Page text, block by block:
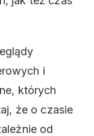
i
których
że o czasie
od